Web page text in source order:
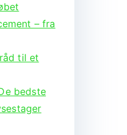
– fra
til et
bedste